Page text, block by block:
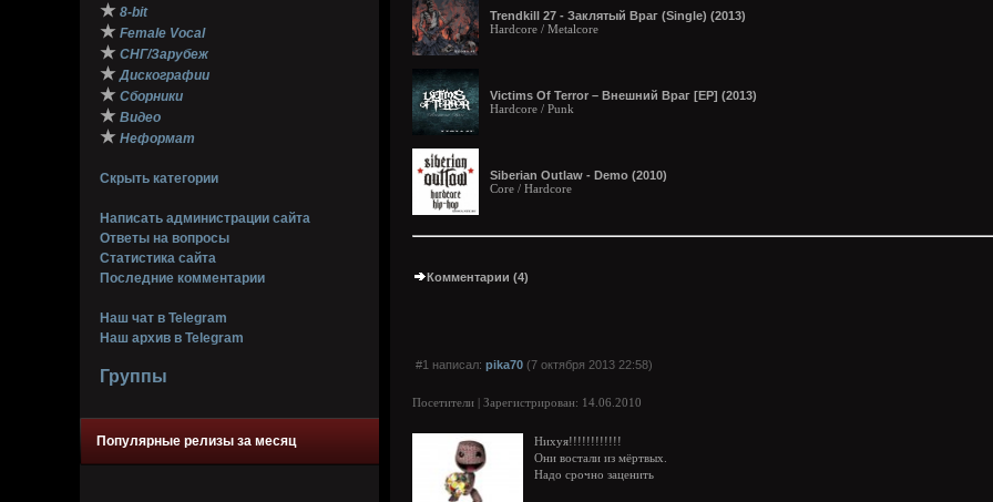
★ 8-bit
★ Female Vocal
★ СНГ/Зарубеж
★ Дискографии
★ Сборники
★ Видео
★ Неформат
Скрыть категории
Написать администрации сайта
Ответы на вопросы
Статистика сайта
Последние комментарии
Наш чат в Telegram
Наш архив в Telegram
Группы
Популярные релизы за месяц
Trendkill 27 - Заклятый Враг (Single) (2013)
Hardcore / Metalcore
Victims Of Terror – Внешний Враг [EP] (2013)
Hardcore / Punk
Siberian Outlaw - Demo (2010)
Core / Hardcore
Комментарии (4)
#1 написал: pika70 (7 октября 2013 22:58)
Посетители | Зарегистрирован: 14.06.2010
Нихуя!!!!!!!!!!!!
Они востали из мёртвых.
Надо срочно заценить